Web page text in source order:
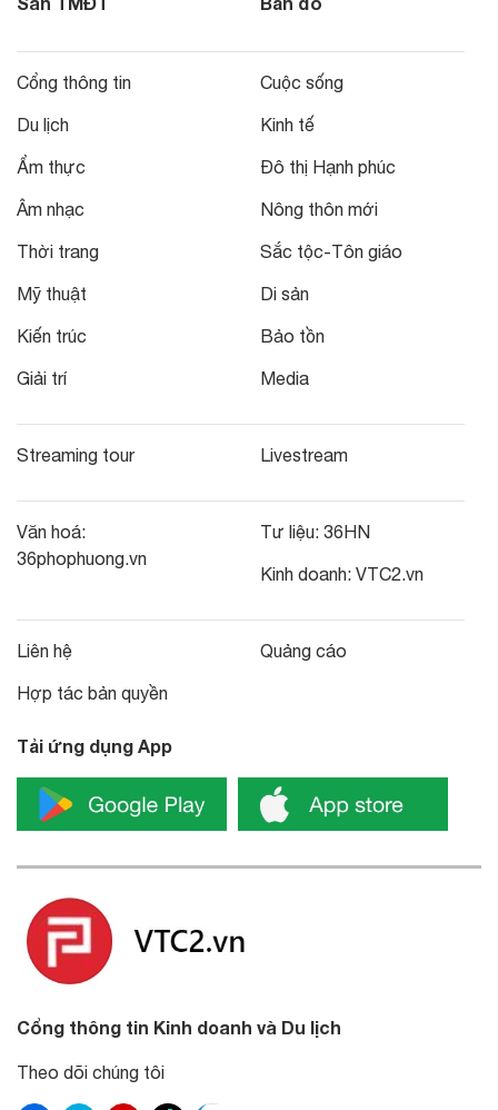
Cổng thông tin
Du lịch
Ẩm thực
Âm nhạc
Thời trang
Mỹ thuật
Kiến trúc
Giải trí
Cuộc sống
Kinh tế
Đô thị Hạnh phúc
Nông thôn mới
Sắc tộc-Tôn giáo
Di sản
Bảo tồn
Media
Streaming tour Livestream
Văn hoá:
36phophuong.vn
Tư liệu: 36HN
Kinh doanh: VTC2.vn
Liên hệ
Hợp tác bản quyền
Quảng cáo
Tải ứng dụng App
Cổng thông tin Kinh doanh và Du lịch
Theo dõi chúng tôi